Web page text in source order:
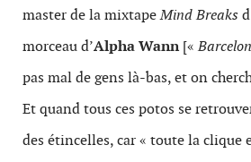
master de la mixtapeMind Breaks
morceau d’Alpha Wann[«
pas mal de gens là-bas, et on
Et quand tous ces potos se
des étincelles, car « toute la clique